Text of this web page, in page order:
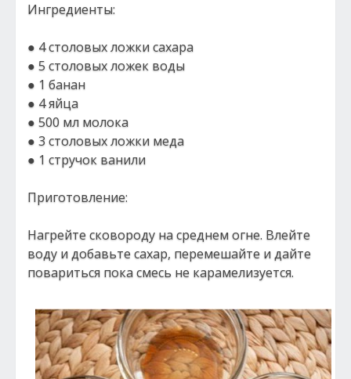
Ингредиенты:
● 4 столовых ложки сахара
● 5 столовых ложек воды
● 1 банан
● 4 яйца
● 500 мл молока
● 3 столовых ложки меда
● 1 стручок ванили
Приготовление:
Нагрейте сковороду на среднем огне. Влейте
воду и добавьте сахар, перемешайте и дайте
повариться пока смесь не карамелизуется.